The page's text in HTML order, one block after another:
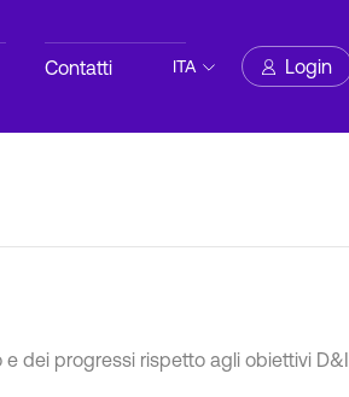
Contatti Login
dei progressi rispetto agli obiettivi D&I
ITA